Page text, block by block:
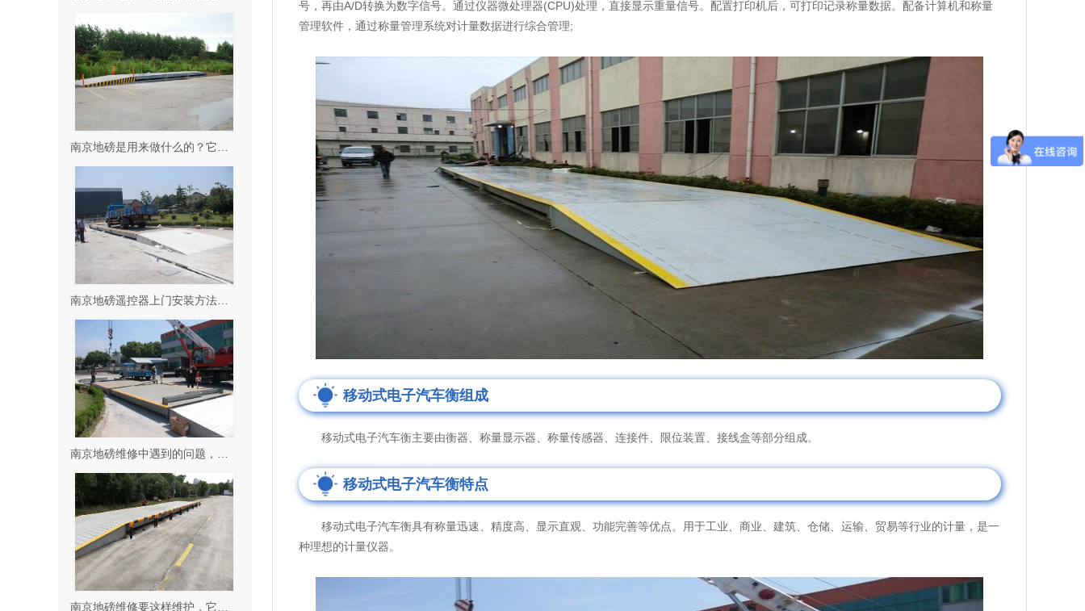
号，再由A/D转换为数字信号。通过仪器微处理器(CPU)处理，直接显示重量信号。配置打印机后，可打印记录称量数据。配备计算机和称量
管理软件，通过称量管理系统对计量数据进行综合管理;
移动式电子汽车衡组成
移动式电子汽车衡主要由衡器、称量显示器、称量传感器、连接件、限位装置、接线盒等部分组成。
移动式电子汽车衡特点
移动式电子汽车衡具有称量迅速、精度高、显示直观、功能完善等优点。用于工业、商业、建筑、仓储、运输、贸易等行业的计量，是一
种理想的计量仪器。